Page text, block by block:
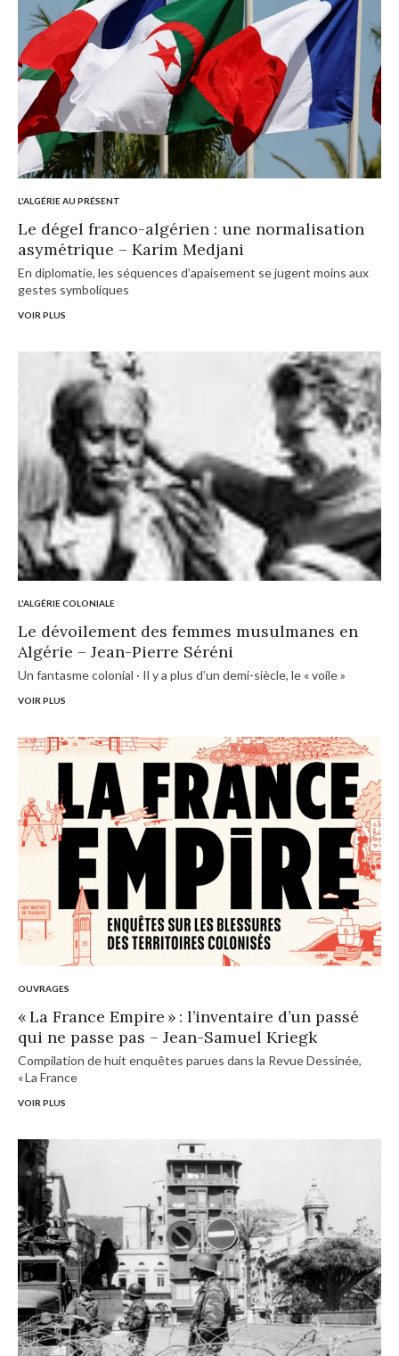
L'ALGÉRIE AU PRÉSENT
Le dégel franco-algérien : une normalisation
asymétrique – Karim Medjani
En diplomatie, les séquences d’apaisement se jugent moins aux
gestes symboliques
VOIR PLUS
L'ALGÉRIE COLONIALE
Le dévoilement des femmes musulmanes en
Algérie – Jean-Pierre Séréni
Un fantasme colonial · Il y a plus d’un demi-siècle, le « voile »
VOIR PLUS
OUVRAGES
« La France Empire » : l’inventaire d’un passé
qui ne passe pas – Jean-Samuel Kriegk
Compilation de huit enquêtes parues dans la Revue Dessinée,
« La France
VOIR PLUS